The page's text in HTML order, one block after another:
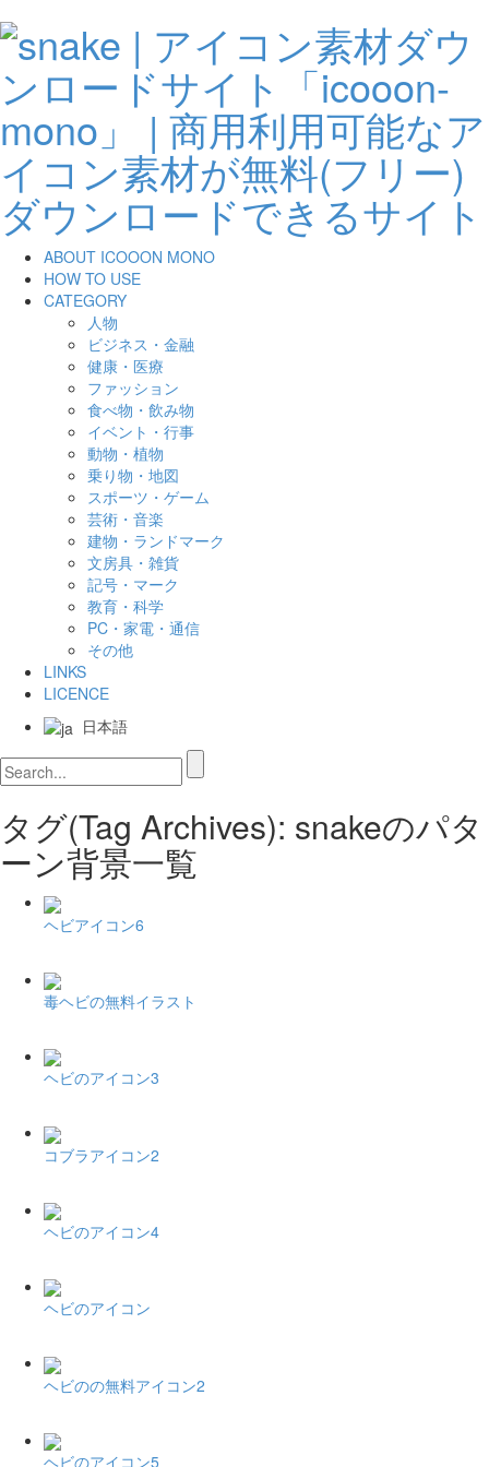
ABOUT ICOOON MONO
HOW TO USE
CATEGORY
人物
ビジネス・金融
健康・医療
ファッション
食べ物・飲み物
イベント・行事
動物・植物
乗り物・地図
スポーツ・ゲーム
芸術・音楽
建物・ランドマーク
文房具・雑貨
記号・マーク
教育・科学
PC・家電・通信
その他
LINKS
LICENCE
日本語
タグ(Tag Archives): snakeのパタ
ーン背景一覧
ヘビアイコン6
毒ヘビの無料イラスト
ヘビのアイコン3
コブラアイコン2
ヘビのアイコン4
ヘビのアイコン
ヘビのの無料アイコン2
ヘビのアイコン5